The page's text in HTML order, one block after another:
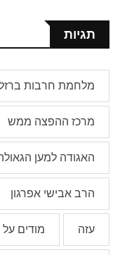
תגיות
מלחמת חרבות
מרכז ההפצה ממש
האגודה למען
הרב אבישי אפרגון
עזה מודים על